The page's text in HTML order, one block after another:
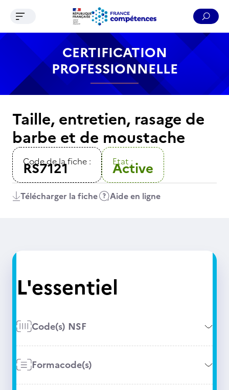
Contenu Recherche Menu Pied de page
Ouvrir le menu de navigation
CERTIFICATION
PROFESSIONNELLE
Taille, entretien, rasage de
barbe et de moustache
Code de la fiche :
RS7121 Etat :
Active
Télécharger la fiche Aide en ligne
L'essentiel
Code(s) NSF
Formacode(s)